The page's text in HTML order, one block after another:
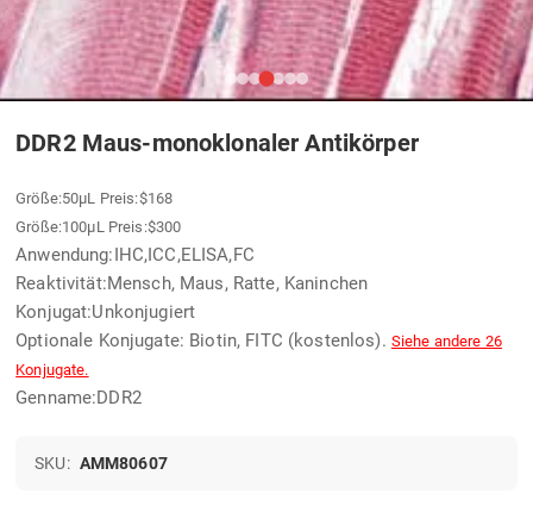
DDR2 Maus-monoklonaler Antikörper
Größe:50μL Preis:$168
Größe:100μL Preis:$300
Anwendung:IHC,ICC,ELISA,FC
Reaktivität:Mensch, Maus, Ratte, Kaninchen
Konjugat:Unkonjugiert
Optionale Konjugate: Biotin, FITC (kostenlos). Siehe andere 26
Konjugate.
Genname:DDR2
SKU: AMM80607